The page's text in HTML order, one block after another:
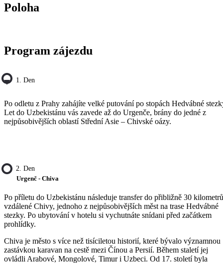
Poloha
Program zájezdu
1. Den
Po odletu z Prahy zahájíte velké putování po stopách Hedvábné
Let do Uzbekistánu vás zavede až do Urgenče, brány do jedné z
nejpůsobivějších oblastí Střední Asie – Chivské oázy.
2. Den
Urgenč - Chiva
Po příletu do Uzbekistánu následuje transfer do přibližně 30 kilometrů
vzdálené Chivy, jednoho z nejpůsobivějších měst na trase Hedvábné
stezky. Po ubytování v hotelu si vychutnáte snídani před začátkem
prohlídky.
Chiva je město s více než tisíciletou historií, které bývalo významnou
zastávkou karavan na cestě mezi Čínou a Persií. Během staletí jej
ovládli Arabové, Mongolové, Timur i Uzbeci. Od 17. století byla